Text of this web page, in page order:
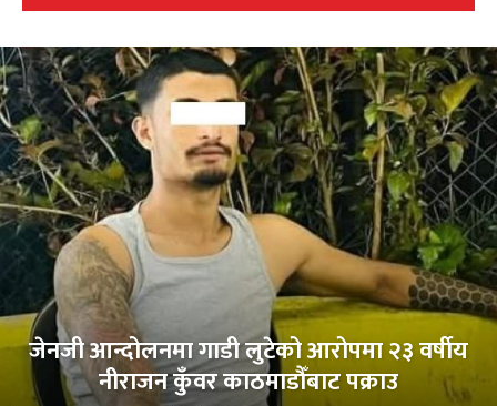
जेनजी आन्दोलनमा गाडी लुटेको आरोपमा २३ वर्षीय
नीराजन कुँवर काठमाडौँबाट पक्राउ